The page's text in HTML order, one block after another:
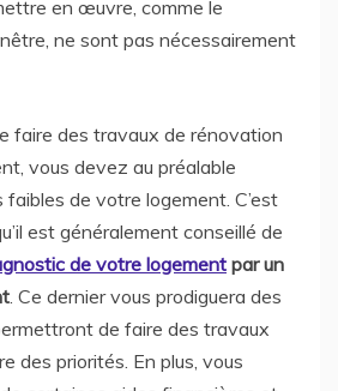
en œuvre, comme le
ne sont pas nécessairement
faire des travaux de rénovation
vous devez au préalable
de votre logement. C’est
est généralement conseillé de
de votre logement par un
. Ce dernier vous prodiguera des
de faire des travaux
des priorités. En plus, vous